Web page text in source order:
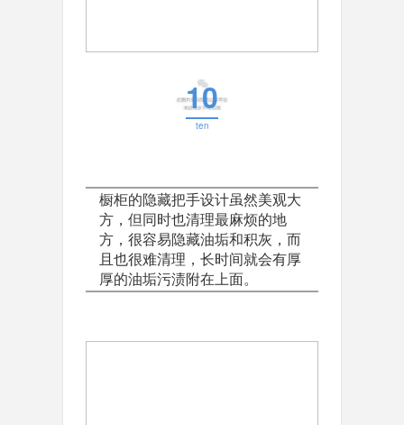
10
ten
橱柜的隐藏把手设计虽然美观大
方，但同时也清理最麻烦的地
方，很容易隐藏油垢和积灰，而
且也很难清理，长时间就会有厚
厚的油垢污渍附在上面。